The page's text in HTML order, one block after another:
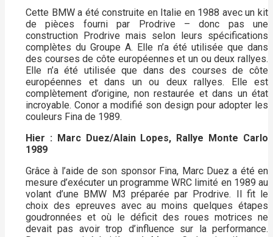
Cette BMW a été construite en Italie en 1988 avec un kit
de pièces fourni par Prodrive – donc pas une
construction Prodrive mais selon leurs spécifications
complètes du Groupe A. Elle n’a été utilisée que dans
des courses de côte européennes et un ou deux rallyes.
Elle n’a été utilisée que dans des courses de côte
européennes et dans un ou deux rallyes. Elle est
complètement d’origine, non restaurée et dans un état
incroyable. Conor a modifié son design pour adopter les
couleurs Fina de 1989.
Hier : Marc Duez/Alain Lopes, Rallye Monte Carlo
1989
Grâce à l’aide de son sponsor Fina, Marc Duez a été en
mesure d’exécuter un programme WRC limité en 1989 au
volant d’une BMW M3 préparée par Prodrive. Il fit le
choix des epreuves avec au moins quelques étapes
goudronnées et où le déficit des roues motrices ne
devait pas avoir trop d’influence sur la performance.